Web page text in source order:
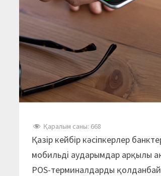
Қаралым саны: 668
Қазір кейбір кәсіпкерлер
мобильді аударымдар арқылы
POS-терминалдарды қолданбай,